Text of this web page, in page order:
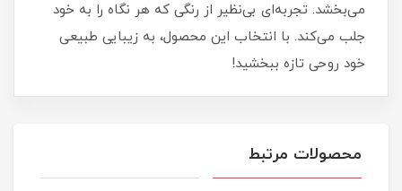
می‌بخشد. تجربه‌ای بی‌نظیر از رنگی که هر نگاه را به خود
جلب می‌کند. با انتخاب این محصول، به زیبایی طبیعی
خود روحی تازه ببخشید!
محصولات مرتبط